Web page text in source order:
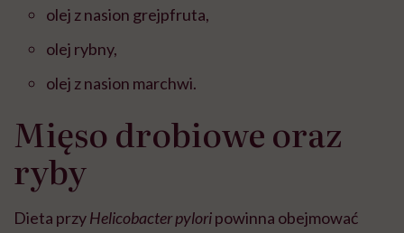
olej z nasion grejpfruta,
olej rybny,
olej z nasion marchwi.
Mięso drobiowe oraz
ryby
Dieta przyHelicobacter pyloripowinna obejmować